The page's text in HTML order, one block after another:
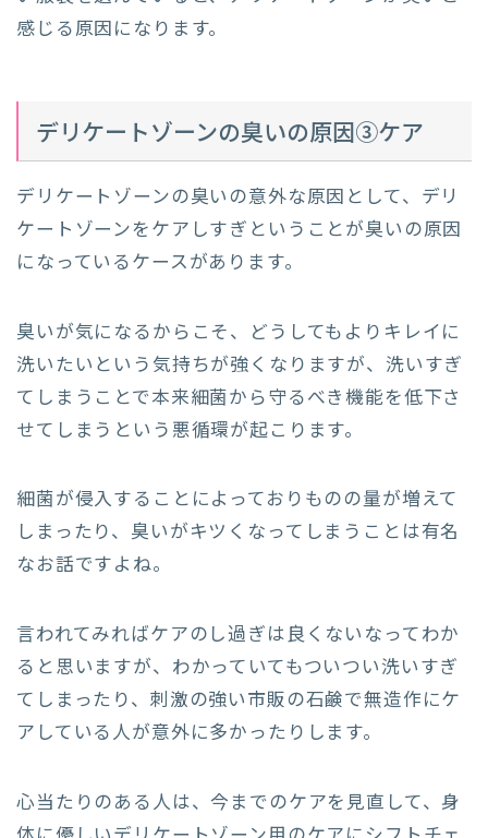
感じる原因になります。
デリケートゾーンの臭いの原因③ケア
デリケートゾーンの臭いの意外な原因として、デリ
ケートゾーンをケアしすぎということが臭いの原因
になっているケースがあります。
臭いが気になるからこそ、どうしてもよりキレイに
洗いたいという気持ちが強くなりますが、洗いすぎ
てしまうことで本来細菌から守るべき機能を低下さ
せてしまうという悪循環が起こります。
細菌が侵入することによっておりものの量が増えて
しまったり、臭いがキツくなってしまうことは有名
なお話ですよね。
言われてみればケアのし過ぎは良くないなってわか
ると思いますが、わかっていてもついつい洗いすぎ
てしまったり、刺激の強い市販の石鹸で無造作にケ
アしている人が意外に多かったりします。
心当たりのある人は、今までのケアを見直して、身